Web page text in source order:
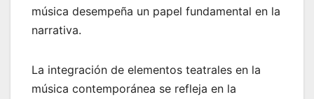
música desempeña un papel fundamental en la
narrativa.
La integración de elementos teatrales en la
música contemporánea se refleja en la